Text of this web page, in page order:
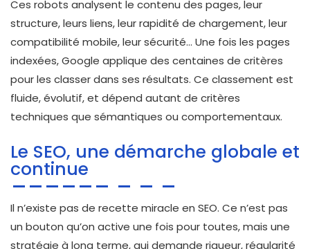
Ces robots analysent le contenu des pages, leur
structure, leurs liens, leur rapidité de chargement, leur
compatibilité mobile, leur sécurité… Une fois les pages
indexées, Google applique des centaines de critères
pour les classer dans ses résultats. Ce classement est
fluide, évolutif, et dépend autant de critères
techniques que sémantiques ou comportementaux.
Le SEO, une démarche globale et
continue
Il n’existe pas de recette miracle en SEO. Ce n’est pas
un bouton qu’on active une fois pour toutes, mais une
stratégie à long terme, qui demande rigueur, régularité